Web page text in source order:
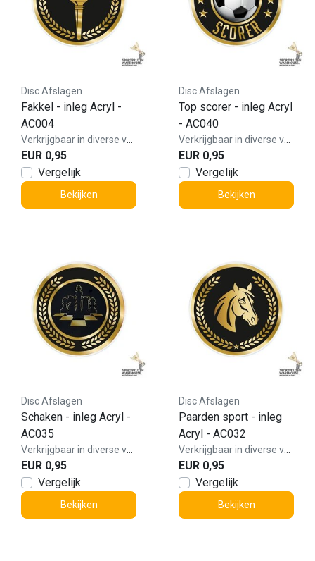
Disc Afslagen
Fakkel - inleg Acryl -
AC004
EUR 0,95
Vergelijk
Bekijken
Disc Afslagen
Top scorer - inleg Acryl
- AC040
EUR 0,95
Vergelijk
Bekijken
Disc Afslagen
Schaken - inleg Acryl -
AC035
EUR 0,95
Vergelijk
Bekijken
Disc Afslagen
Paarden sport - inleg
Acryl - AC032
EUR 0,95
Vergelijk
Bekijken